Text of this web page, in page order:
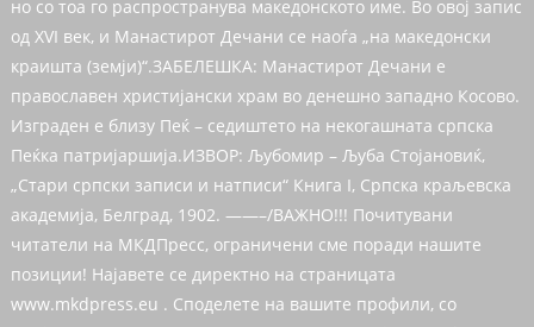
но со тоа го распространува македонското име. Во овој запис
од XVI век, и Манастирот Дечани се наоѓа „на македонски
краишта (земји)“.ЗАБЕЛЕШКА: Манастирот Дечани е
православен христијански храм во денешно западно Косово.
Изграден е близу Пеќ – седиштето на некогашната српска
Пеќка патријаршија.ИЗВОР: Љубомир – Љуба Стојановиќ,
„Стари српски записи и натписи“ Книга I, Српска краљевска
академија, Белград, 1902. ——–/ВАЖНО!!! Почитувани
читатели на МКДПресс, ограничени сме поради нашите
позиции! Најавете се директно на страницата
www.mkdpress.eu . Споделете на вашите профили, со